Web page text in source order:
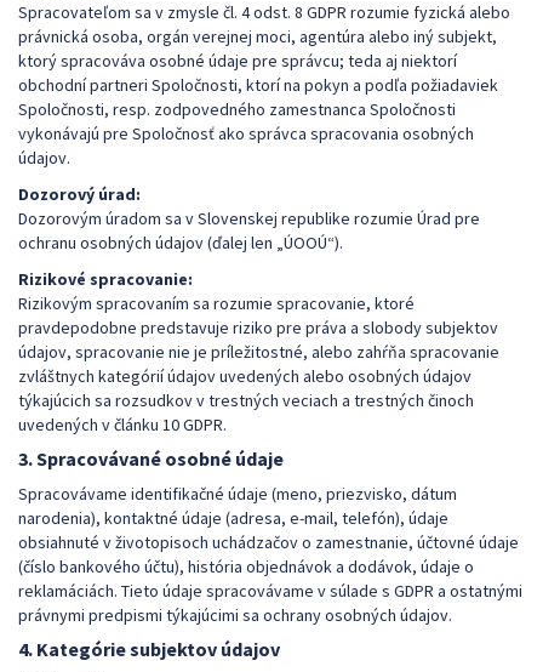
Spracovateľom sa v zmysle čl. 4 odst. 8 GDPR rozumie fyzická alebo
právnická osoba, orgán verejnej moci, agentúra alebo iný subjekt,
ktorý spracováva osobné údaje pre správcu; teda aj niektorí
obchodní partneri Spoločnosti, ktorí na pokyn a podľa požiadaviek
Spoločnosti, resp. zodpovedného zamestnanca Spoločnosti
vykonávajú pre Spoločnosť ako správca spracovania osobných
údajov.
Dozorový úrad:
Dozorovým úradom sa v Slovenskej republike rozumie Úrad pre
ochranu osobných údajov (ďalej len „ÚOOÚ“).
Rizikové spracovanie:
Rizikovým spracovaním sa rozumie spracovanie, ktoré
pravdepodobne predstavuje riziko pre práva a slobody subjektov
údajov, spracovanie nie je príležitostné, alebo zahŕňa spracovanie
zvláštnych kategórií údajov uvedených alebo osobných údajov
týkajúcich sa rozsudkov v trestných veciach a trestných činoch
uvedených v článku 10 GDPR.
3. Spracovávané osobné údaje
Spracovávame identifikačné údaje (meno, priezvisko, dátum
narodenia), kontaktné údaje (adresa, e-mail, telefón), údaje
obsiahnuté v životopisoch uchádzačov o zamestnanie, účtovné údaje
(číslo bankového účtu), história objednávok a dodávok, údaje o
reklamáciách. Tieto údaje spracovávame v súlade s GDPR a ostatnými
právnymi predpismi týkajúcimi sa ochrany osobných údajov.
4. Kategórie subjektov údajov